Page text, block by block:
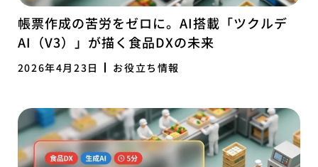
帳票作成の苦労をゼロに。AI搭載「ツクルデ
AI（V3）」が描く食品DXの未来
2026年4月23日 お役立ち情報